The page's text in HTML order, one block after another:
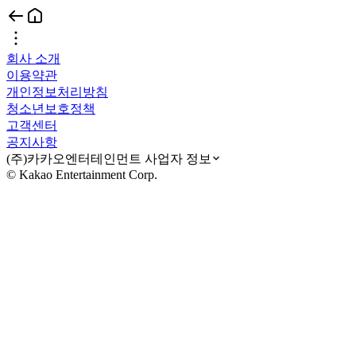
회사 소개
이용약관
개인정보처리방침
청소년보호정책
고객센터
공지사항
(주)카카오엔터테인먼트 사업자 정보
© Kakao Entertainment Corp.